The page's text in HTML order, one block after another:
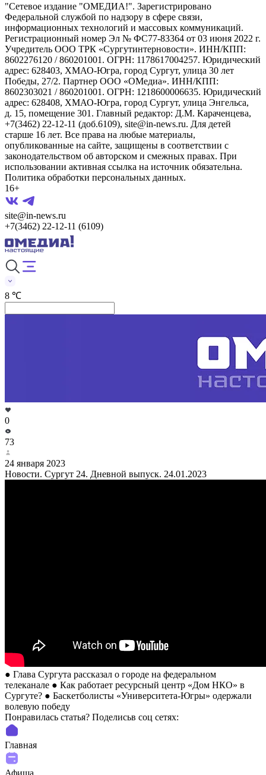
"Сетевое издание "ОМЕДИА!". Зарегистрировано
Федеральной службой по надзору в сфере связи,
информационных технологий и массовых коммуникаций.
Регистрационный номер Эл № ФС77-83364 от 03 июня 2022 г.
Учредитель ООО ТРК «Сургутинтерновости». ИНН/КПП:
8602276120 / 860201001. ОГРН: 1178617004257. Юридический
адрес: 628403, ХМАО-Югра, город Сургут, улица 30 лет
Победы, 27/2. Партнер ООО «ОМедиа». ИНН/КПП:
8602303021 / 860201001. ОГРН: 1218600006635. Юридический
адрес: 628408, ХМАО-Югра, город Сургут, улица Энгельса,
д. 15, помещение 301. Главный редактор: Д.М. Караченцева,
+7(3462) 22-12-11 (доб.6109), site@in-news.ru. Для детей
старше 16 лет. Все права на любые материалы,
опубликованные на сайте, защищены в соответствии с
законодательством об авторском и смежных правах. При
использовании активная ссылка на источник обязательна.
Политика обработки персональных данных.
16+
site@in-news.ru
+7(3462) 22-12-11 (6109)
8 ℃
0
73
24 января 2023
Новости. Сургут 24. Дневной выпуск. 24.01.2023
● Глава Сургута рассказал о городе на федеральном
телеканале ● Как работает ресурсный центр «Дом НКО» в
Сургуте? ● Баскетболисты «Университета-Югры» одержали
волевую победу
Понравилась статья? Поделиcьв соц сетях:
Главная
Афиша